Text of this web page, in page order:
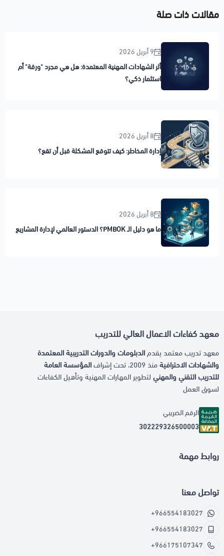
مقالات ذات صلة
9 أبريل 2026
أثر الشهادات المهنية المعتمدة: هل هي مجرد "ورقة" أم
استثمار ذكي؟
8 أبريل 2026
إدارة المخاطر: كيف تتوقع المشكلة قبل أن تقع؟
8 أبريل 2026
ما هو دليل الـ PMBOK؟ الدستور العالمي لإدارة المشاريع
معهد كفاءات الاعمال العالي للتدريب
معهد تدريب معتمد يقدمالدبلومات والدورات التدريبية المعتمدة
والشهادات الاحترافيةمنذ 2009، تحت إشراف
المؤسسة العامة
للتدريب التقني والمهني لتطوير المهارات المهنية وتأهيل الكفاءات
لسوق العمل
الرقم الضريبي
302229326500003
روابط مهمة
تواصل معنا
+966554183027
+966554183027
+966175107347